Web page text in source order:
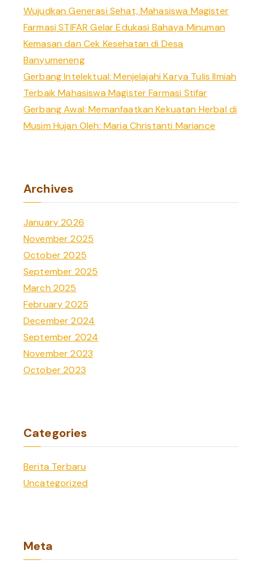
Wujudkan Generasi Sehat, Mahasiswa Magister
Farmasi STIFAR Gelar Edukasi Bahaya Minuman
Kemasan dan Cek Kesehatan di Desa
Banyumeneng
Gerbang Intelektual: Menjelajahi Karya Tulis Ilmiah
Terbaik Mahasiswa Magister Farmasi Stifar
Gerbang Awal: Memanfaatkan Kekuatan Herbal di
Musim Hujan Oleh: Maria Christanti Mariance
Archives
January 2026
November 2025
October 2025
September 2025
March 2025
February 2025
December 2024
September 2024
November 2023
October 2023
Categories
Berita Terbaru
Uncategorized
Meta